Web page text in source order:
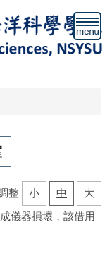
整 小 中
大
儀器損壞，該借用